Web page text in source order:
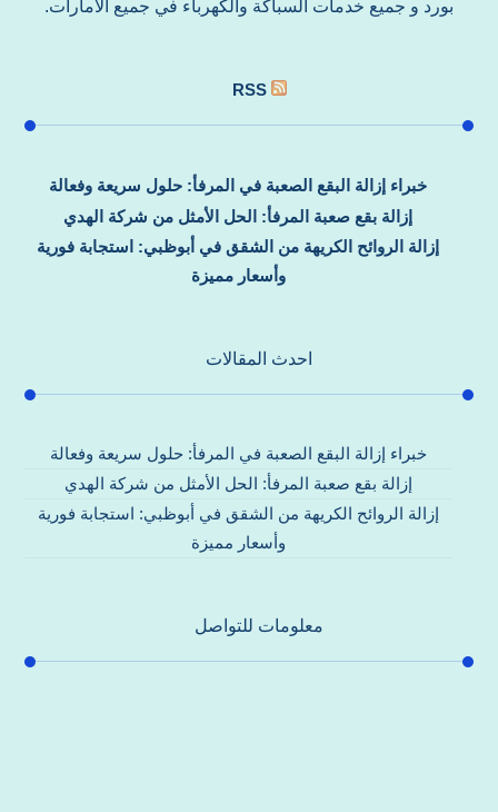
بورد و جميع خدمات السباكة والكهرباء في جميع الامارات.
RSS
خبراء إزالة البقع الصعبة في المرفأ: حلول سريعة وفعالة
إزالة بقع صعبة المرفأ: الحل الأمثل من شركة الهدي
إزالة الروائح الكريهة من الشقق في أبوظبي: استجابة فورية
وأسعار مميزة
احدث المقالات
خبراء إزالة البقع الصعبة في المرفأ: حلول سريعة وفعالة
إزالة بقع صعبة المرفأ: الحل الأمثل من شركة الهدي
إزالة الروائح الكريهة من الشقق في أبوظبي: استجابة فورية
وأسعار مميزة
معلومات للتواصل